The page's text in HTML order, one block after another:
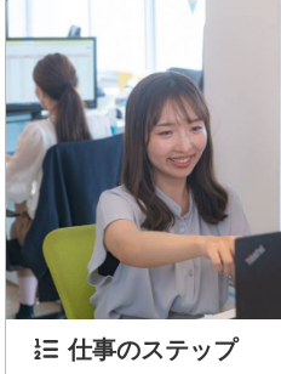
仕事のステップ